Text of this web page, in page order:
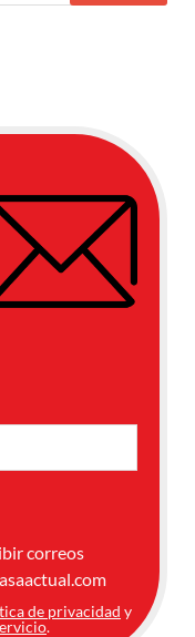
correos
de privacidad y
.